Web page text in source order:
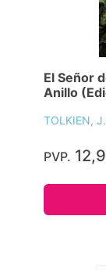
El Señor
Anillo
TOLKIEN,
PVP.